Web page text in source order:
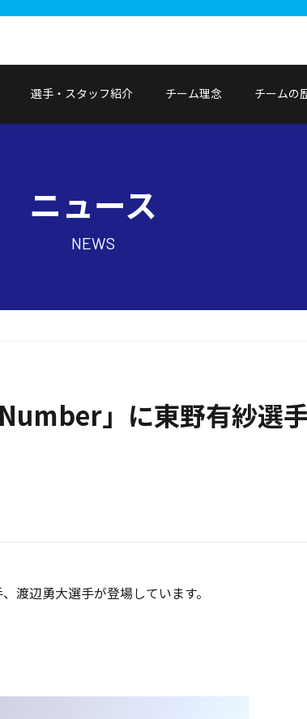
選手・スタッフ紹介 チーム理念 チームの
ニュース
NEWS
」に東野有紗選
辺勇大選手が登場しています。